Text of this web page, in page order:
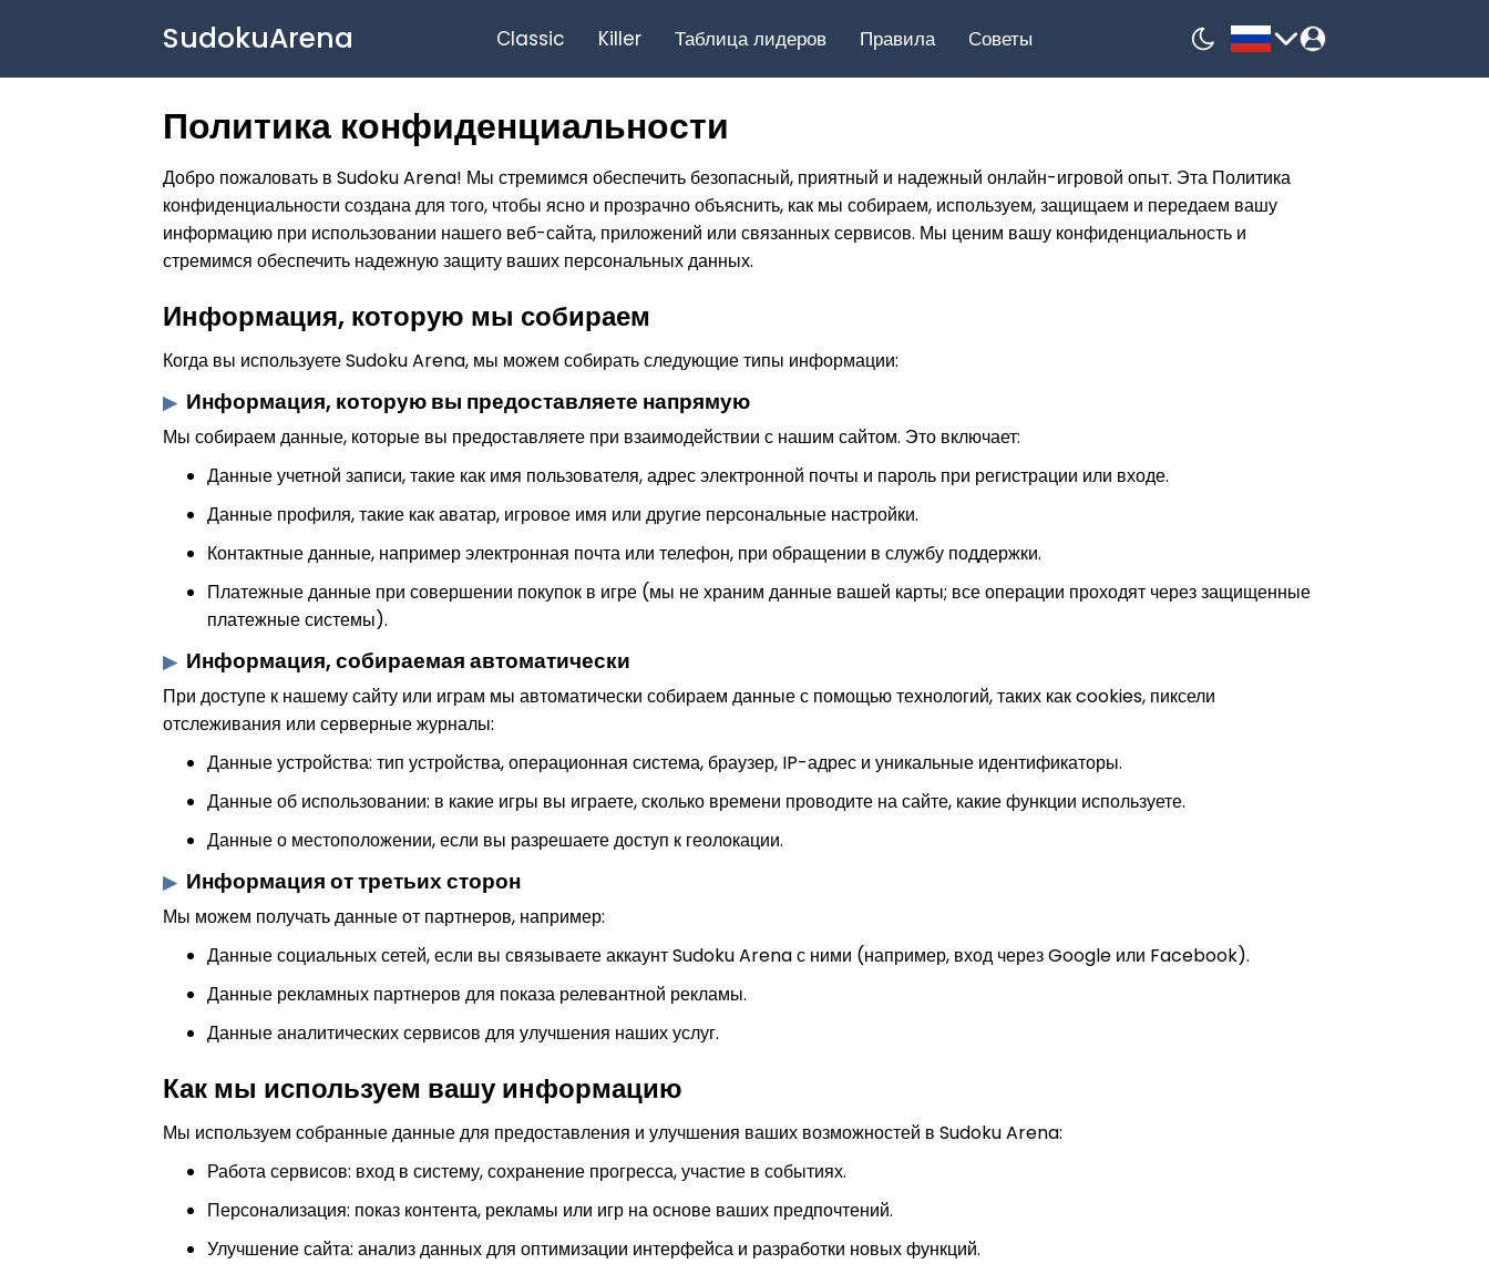
SudokuArena Classic Killer Таблица лидеров Правила Советы
中文
Русский
Политика конфиденциальности
Добро пожаловать в Sudoku Arena! Мы стремимся обеспечить безопасный, приятный и надежный онлайн-игровой опыт. Эта Политика
конфиденциальности создана для того, чтобы ясно и прозрачно объяснить, как мы собираем, используем, защищаем и передаем вашу
информацию при использовании нашего веб-сайта, приложений или связанных сервисов. Мы ценим вашу конфиденциальность и
стремимся обеспечить надежную защиту ваших персональных данных.
Информация, которую мы собираем
Когда вы используете Sudoku Arena, мы можем собирать следующие типы информации:
Информация, которую вы предоставляете напрямую
Мы собираем данные, которые вы предоставляете при взаимодействии с нашим сайтом. Это включает:
Данные учетной записи, такие как имя пользователя, адрес электронной почты и пароль при регистрации или входе.
Данные профиля, такие как аватар, игровое имя или другие персональные настройки.
Контактные данные, например электронная почта или телефон, при обращении в службу поддержки.
Платежные данные при совершении покупок в игре (мы не храним данные вашей карты; все операции проходят через защищенные
платежные системы).
Информация, собираемая автоматически
При доступе к нашему сайту или играм мы автоматически собираем данные с помощью технологий, таких как cookies, пиксели
отслеживания или серверные журналы:
Данные устройства: тип устройства, операционная система, браузер, IP-адрес и уникальные идентификаторы.
Данные об использовании: в какие игры вы играете, сколько времени проводите на сайте, какие функции используете.
Данные о местоположении, если вы разрешаете доступ к геолокации.
Информация от третьих сторон
Мы можем получать данные от партнеров, например:
Данные социальных сетей, если вы связываете аккаунт Sudoku Arena с ними (например, вход через Google или Facebook).
Данные рекламных партнеров для показа релевантной рекламы.
Данные аналитических сервисов для улучшения наших услуг.
Как мы используем вашу информацию
Мы используем собранные данные для предоставления и улучшения ваших возможностей в Sudoku Arena:
Работа сервисов: вход в систему, сохранение прогресса, участие в событиях.
Персонализация: показ контента, рекламы или игр на основе ваших предпочтений.
Улучшение сайта: анализ данных для оптимизации интерфейса и разработки новых функций.